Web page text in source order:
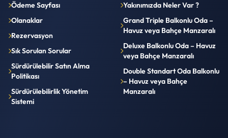
Ödeme Sayfası
Olanaklar
Rezervasyon
Sık Sorulan Sorular
Sürdürülebilir Satın Alma
Politikası
Sürdürülebilirlik Yönetim
Sistemi
Yakınımızda Neler Var ?
Grand Triple Balkonlu Oda –
Havuz veya Bahçe Manzaralı
Deluxe Balkonlu Oda – Havuz
veya Bahçe Manzaralı
Double Standart Oda Balkonlu
– Havuz veya Bahçe
Manzaralı